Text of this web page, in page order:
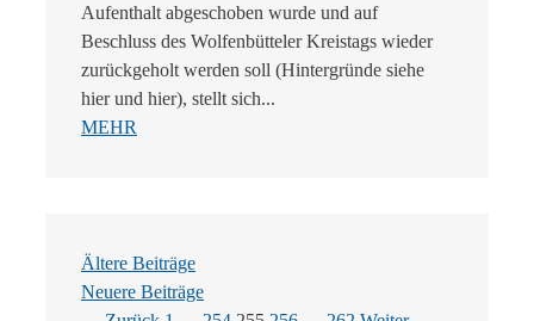
Aufenthalt abgeschoben wurde und auf
Beschluss des Wolfenbütteler Kreistags wieder
zurückgeholt werden soll (Hintergründe siehe
hier und hier), stellt sich...
MEHR
Ältere Beiträge
Neuere Beiträge